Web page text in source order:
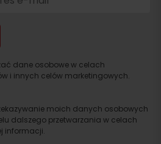
dane osobowe w celach
i innych celów marketingowych.
moich danych osobowych
dalszego przetwarzania w celach
informacji.